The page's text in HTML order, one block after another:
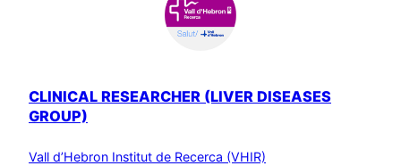
CLINICAL RESEARCHER (LIVER DISEASES
GROUP)
Vall d’Hebron Institut de Recerca (VHIR)